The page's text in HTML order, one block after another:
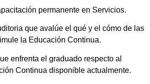
permanente en Servicios.
que avalúe el qué y el cómo de las
la Educación Continua.
enfrenta el graduado respecto al
Continua disponible actualmente.